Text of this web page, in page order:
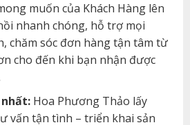
muốn của Khách Hàng lên
nhanh chóng, hỗ trợ mọi
chăm sóc đơn hàng tận tâm từ
cho đến khi bạn nhận được
Hoa Phương Thảo lấy
vấn tận tình – triển khai sản